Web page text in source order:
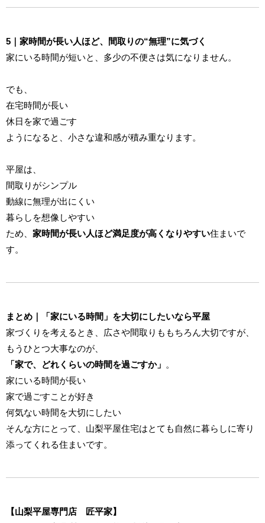
5｜家時間が長い人ほど、間取りの“無理”に気づく
家にいる時間が短いと、多少の不便さは気になりません。
でも、
在宅時間が長い
休日を家で過ごす
ようになると、小さな違和感が積み重なります。
平屋は、
間取りがシンプル
動線に無理が出にくい
暮らしを想像しやすい
ため、 家時間が長い人ほど満足度が高くなりやすい住まいで
す。
まとめ｜「家にいる時間」を大切にしたいなら平屋
家づくりを考えるとき、広さや間取りももちろん大切ですが、
もうひとつ大事なのが、
「家で、どれくらいの時間を過ごすか」 。
家にいる時間が長い
家で過ごすことが好き
何気ない時間を大切にしたい
そんな方にとって、山梨平屋住宅はとても自然に暮らしに寄り
添ってくれる住まいです。
【山梨平屋専門店 匠平家】